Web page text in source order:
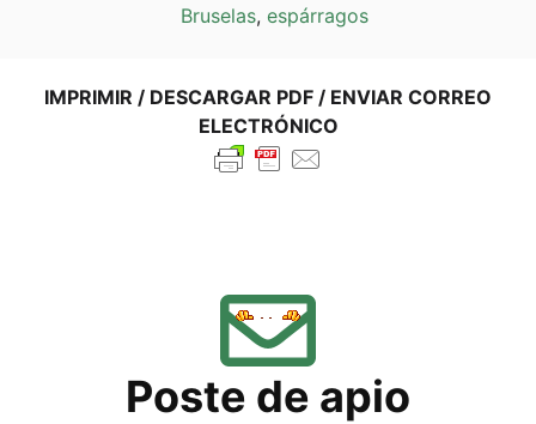
Bruse­las, espár­ra­gos
IMPRI­MIR / DES­CAR­GAR PDF / ENVI­AR COR­REO
ELECTRÓNICO
Pos­te de apio